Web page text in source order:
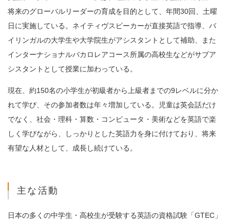
将来のグローバルリーダーの育成を目的として、年間30回、土曜
日に実施している。ネイティヴスピーカーが直接英語で指導、バ
イリンガルの大学生や大学院生がアシスタントとして補助、また
インターナショナルバカロレアコース所属の高校生などがサブア
シスタントとして授業に加わっている。
現在、約150名の小学生が初級者から上級者までの9レベルに分か
れて学び、その参加者数は年々増加している。児童は英会話だけ
でなく、社会・理科・算数・コンピュータ・美術などを英語で楽
しく学びながら、しっかりとした英語力を身に付けており、将来
有望な人材として、成長し続けている。
主な活動
日本の多くの中学生・高校生が受験する英語の資格試験「GTEC」